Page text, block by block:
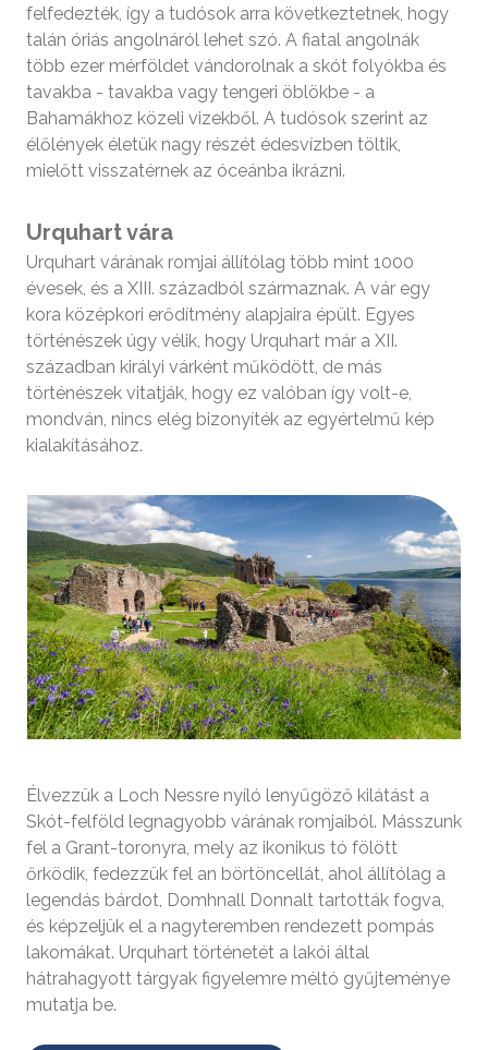
felfedezték, így a tudósok arra következtetnek, hogy
talán óriás angolnáról lehet szó. A fiatal angolnák
több ezer mérföldet vándorolnak a skót folyókba és
tavakba - tavakba vagy tengeri öblökbe - a
Bahamákhoz közeli vizekből. A tudósok szerint az
élőlények életük nagy részét édesvízben töltik,
mielőtt visszatérnek az óceánba ikrázni.
Urquhart vára
Urquhart várának romjai állítólag több mint 1000
évesek, és a XIII. századból származnak. A vár egy
kora középkori erődítmény alapjaira épült. Egyes
történészek úgy vélik, hogy Urquhart már a XII.
században királyi várként működött, de más
történészek vitatják, hogy ez valóban így volt-e,
mondván, nincs elég bizonyíték az egyértelmű kép
kialakításához.
Élvezzük a Loch Nessre nyíló lenyűgöző kilátást a
Skót-felföld legnagyobb várának romjaiból. Másszunk
fel a Grant-toronyra, mely az ikonikus tó fölött
őrködik, fedezzük fel an börtöncellát, ahol állítólag a
legendás bárdot, Domhnall Donnalt tartották fogva,
és képzeljük el a nagyteremben rendezett pompás
lakomákat. Urquhart történetét a lakói által
hátrahagyott tárgyak figyelemre méltó gyűjteménye
mutatja be.